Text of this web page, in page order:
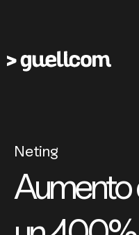
Neting
Aumento